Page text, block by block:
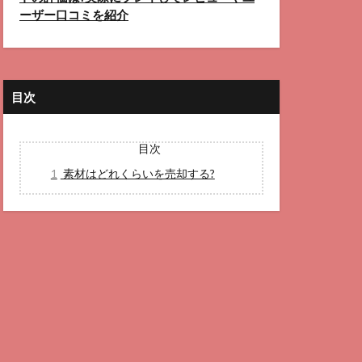
ーザー口コミを紹介
目次
目次
1 素材はどれくらいを売却する?